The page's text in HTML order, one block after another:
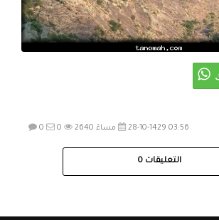
28-10-1429 03:56 مساءً
0 0 2640
التعليقات 0